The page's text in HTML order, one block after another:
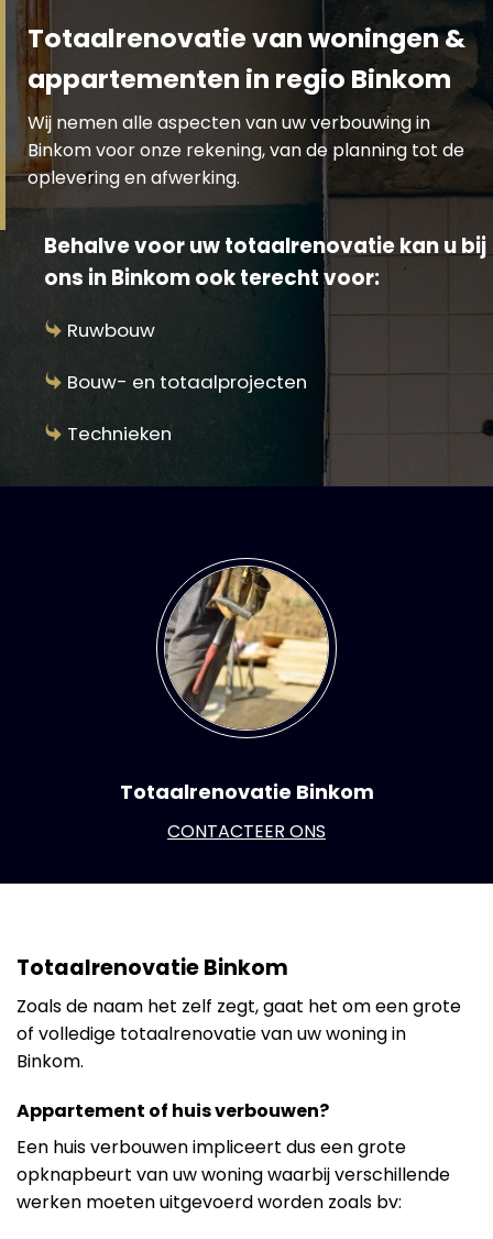
Totaalrenovatie van woningen &
appartementen in regio Binkom
Wij nemen alle aspecten van uw verbouwing in
Binkom voor onze rekening, van de planning tot de
oplevering en afwerking.
Behalve voor uw totaalrenovatie kan u bij
ons in Binkom ook terecht voor:
Ruwbouw
Bouw- en totaalprojecten
Technieken
Totaalrenovatie Binkom
CONTACTEER ONS
Totaalrenovatie Binkom
Zoals de naam het zelf zegt, gaat het om een grote
of volledige totaalrenovatie van uw woning in
Binkom.
Appartement of huis verbouwen?
Een huis verbouwen impliceert dus een grote
opknapbeurt van uw woning waarbij verschillende
werken moeten uitgevoerd worden zoals bv: